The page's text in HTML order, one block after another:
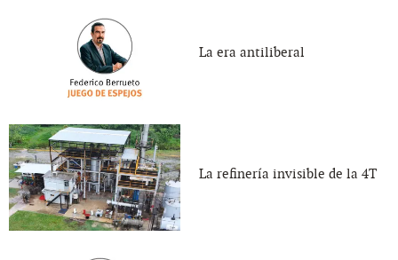
La era antiliberal
La refinería invisible de la 4T